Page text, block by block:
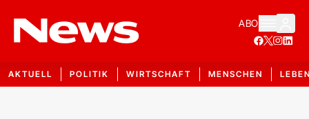
ABO
AKTUELL POLITIK WIRTSCHAFT MENSCHEN